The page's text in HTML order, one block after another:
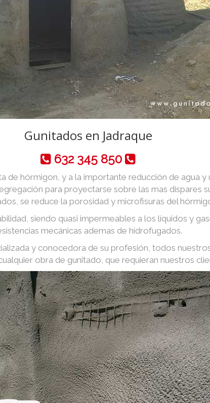
Gunitados en Jadraque
632 345 850
de hórmigon, y a la importante reducción de agua
para proyectarse sobre las mas dispares
se reduce la porosidad y microfisuras del
siendo quasi impermeables a los líquidos y
mecánicas ademas de hidrofugados.
y conocedora de su profesión, todos
obra de gunitado, que requieran nuestros